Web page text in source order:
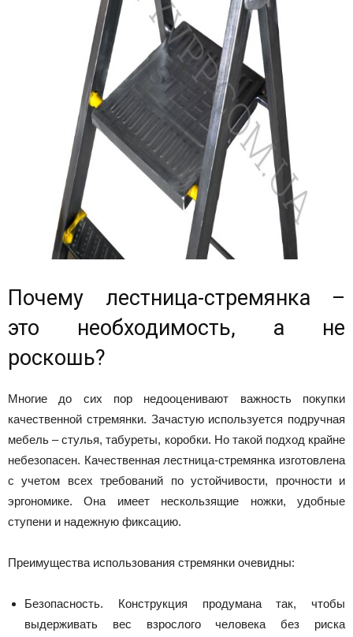
Почему лестница-стремянка –
это необходимость, а не
роскошь?
Многие до сих пор недооценивают важность покупки
качественной стремянки. Зачастую используется подручная
мебель – стулья, табуреты, коробки. Но такой подход крайне
небезопасен. Качественная лестница-стремянка изготовлена
с учетом всех требований по устойчивости, прочности и
эргономике. Она имеет нескользящие ножки, удобные
ступени и надежную фиксацию.
Преимущества использования стремянки очевидны:
Безопасность. Конструкция продумана так, чтобы
выдерживать вес взрослого человека без риска